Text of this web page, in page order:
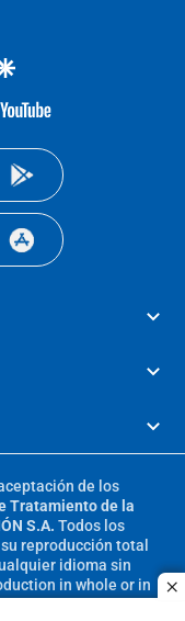
google
youtube-
de los
Tratamiento de la
S.A. Todos los
reproducción total
idioma sin
in whole or in